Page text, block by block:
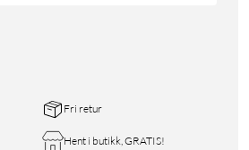
Fri retur
Hent i butikk, GRATIS!